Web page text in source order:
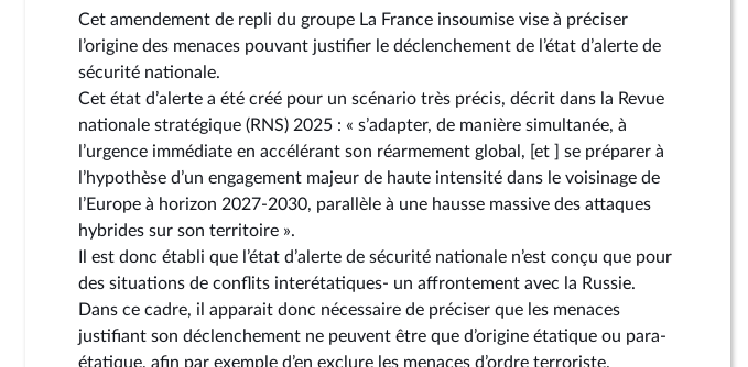
28 avril 2026
Date de dépôt
Cet amendement de repli du groupe La France insoumise vise à préciser
l’origine des menaces pouvant justifier le déclenchement de l’état d’alerte de
sécurité nationale.
Cet état d’alerte a été créé pour un scénario très précis, décrit dans la Revue
nationale stratégique (RNS) 2025 : « s’adapter, de manière simultanée, à
l’urgence immédiate en accélérant son réarmement global, [et ] se préparer à
l’hypothèse d’un engagement majeur de haute intensité dans le voisinage de
l’Europe à horizon 2027-2030, parallèle à une hausse massive des attaques
hybrides sur son territoire ».
Il est donc établi que l’état d’alerte de sécurité nationale n’est conçu que pour
des situations de conflits interétatiques- un affrontement avec la Russie.
Dans ce cadre, il apparait donc nécessaire de préciser que les menaces
justifiant son déclenchement ne peuvent être que d’origine étatique ou para-
étatique, afin par exemple d’en exclure les menaces d’ordre terroriste.